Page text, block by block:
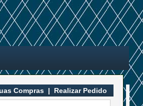
Compras | Realizar Pedido